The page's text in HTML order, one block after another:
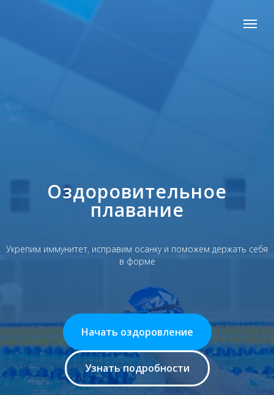
Оздоровительное
плавание
Укрепим иммунитет, исправим осанку и поможем держать себя
в форме
Начать оздоровление
Узнать подробности